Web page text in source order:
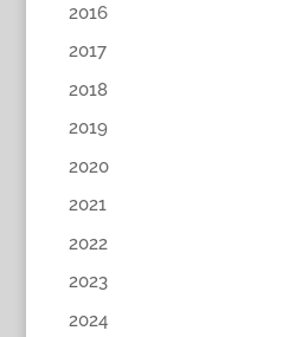
2016
2017
2018
2019
2020
2021
2022
2023
2024